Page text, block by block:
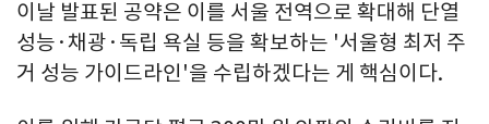
이날 발표된 공약은 이를 서울 전역으로 확대해 단열
성능·채광·독립 욕실 등을 확보하는 '서울형 최저 주
거 성능 가이드라인'을 수립하겠다는 게 핵심이다.